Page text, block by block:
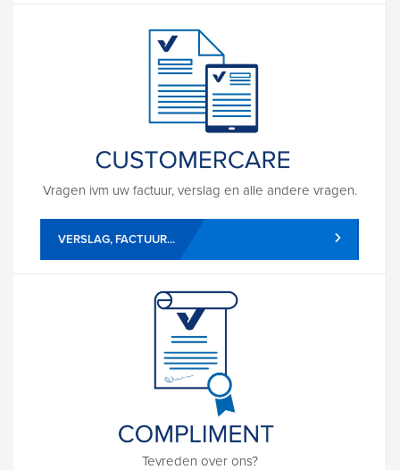
Vragen ivm uw factuur, verslag en alle andere vragen.
VERSLAG, FACTUUR...
Tevreden over ons?